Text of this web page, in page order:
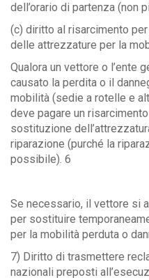
dell’orario di partenza (non
(c) diritto al risarcimento
delle attrezzature per la
Qualora un vettore o l’ente
causato la perdita o il
mobilità (sedie a rotelle e
deve pagare un
sostituzione
riparazione (purché la
possibile). 6
Se necessario, il vettore si
per sostituire
per la mobilità perduta o
7) Diritto di trasmettere
nazionali preposti